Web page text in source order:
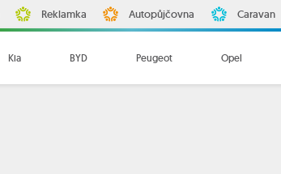
Reklamka Autopůjčovna Caravan
Kia BYD Peugeot Opel